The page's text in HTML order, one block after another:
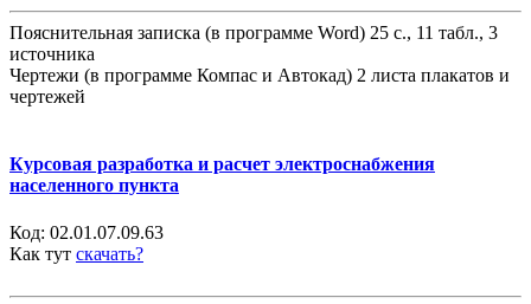
Пояснительная записка (в программе Word) 25 с., 11 табл., 3
источника
Чертежи (в программе Компас и Автокад) 2 листа плакатов и
чертежей
Курсовая разработка и расчет электроснабжения
населенного пункта
Код: 02.01.07.09.63
Как тут скачать?